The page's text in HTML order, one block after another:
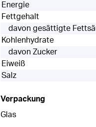
Energie
Fettgehalt
davon gesättigte
Kohlenhydrate
davon Zucker
Eiweiß
Salz
Verpackung
Glas